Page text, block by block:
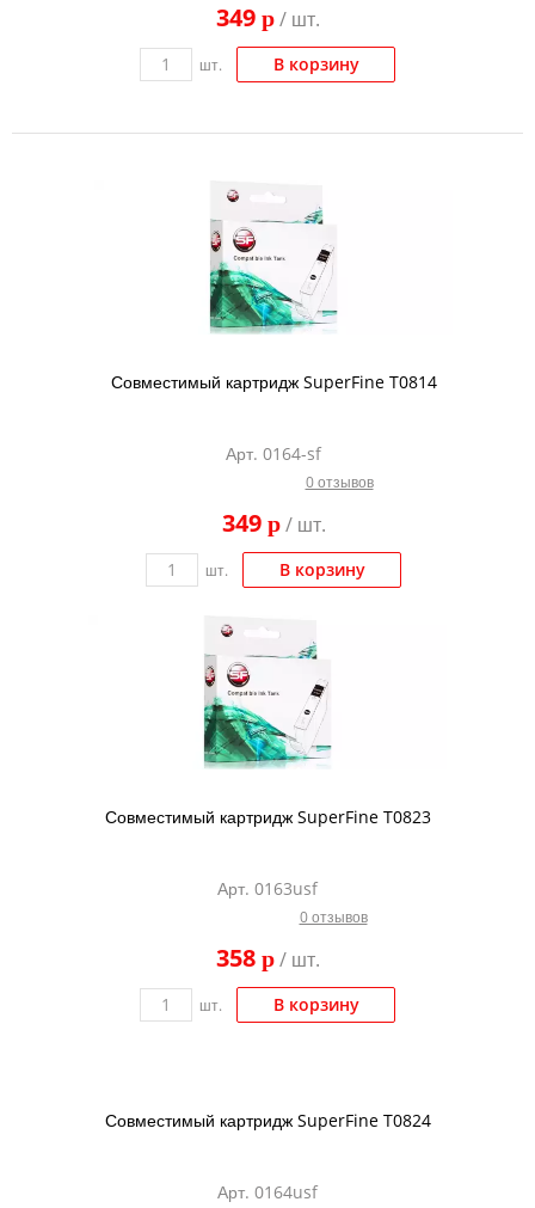
349 p/ шт.
шт. В корзину
Совместимый картридж SuperFine T0814
Арт. 0164-sf
0 отзывов
349 p/ шт.
шт. В корзину
Совместимый картридж SuperFine T0823
Арт. 0163usf
0 отзывов
358 p/ шт.
шт. В корзину
Совместимый картридж SuperFine T0824
Арт. 0164usf